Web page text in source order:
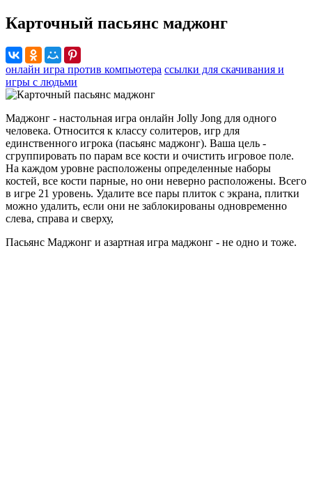
Карточный пасьянс маджонг
онлайн игра против компьютера ссылки для скачивания и
игры с людьми
Маджонг - настольная игра онлайн Jolly Jong для одного
человека. Относится к классу солитеров, игр для
единственного игрока (пасьянс маджонг). Ваша цель -
сгруппировать по парам все кости и очистить игровое поле.
На каждом уровне расположены определенные наборы
костей, все кости парные, но они неверно расположены. Всего
в игре 21 уровень. Удалите все пары плиток с экрана, плитки
можно удалить, если они не заблокированы одновременно
слева, справа и сверху,
Пасьянс Маджонг и азартная игра маджонг - не одно и тоже.